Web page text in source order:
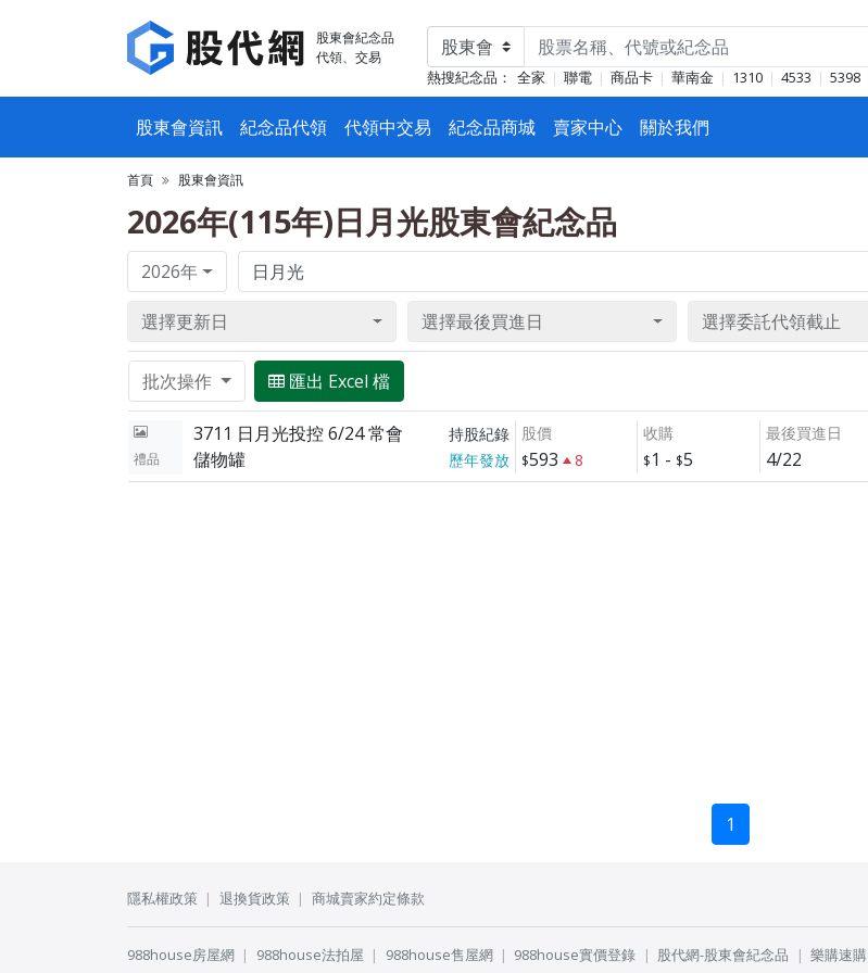
股東會紀念品
代領、交易
熱搜紀念品： 全家 聯電 商品卡 華南金 1310 4533 5398
股東會資訊 紀念品代領 代領中交易 紀念品商城 賣家中心 關於我們
首頁 股東會資訊
2026年(115年)日月光股東會紀念品
2026年
選擇更新日 選擇最後買進日 選擇委託代領截止
批次操作 匯出 Excel 檔
禮品
3711 日月光投控 6/24 常會 持股紀錄
儲物罐 歷年發放
股價
593 8
收購
1 - 5
最後買進日
4/22
1
隱私權政策 退換貨政策 商城賣家約定條款
988house房屋網 988house法拍屋 988house售屋網 988house實價登錄 股代網-股東會紀念品 樂購速購